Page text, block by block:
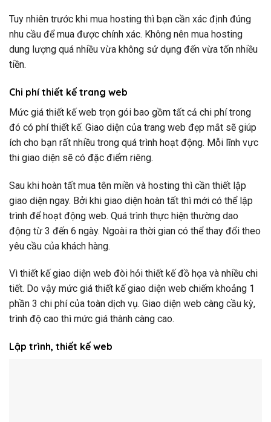
Tuy nhiên trước khi mua hosting thì bạn cần xác định đúng
nhu cầu để mua được chính xác. Không nên mua hosting
dung lượng quá nhiều vừa không sử dụng đến vừa tốn nhiều
tiền.
Chi phí thiết kế trang web
Mức giá thiết kế web trọn gói bao gồm tất cả chi phí trong
đó có phí thiết kế. Giao diện của trang web đẹp mắt sẽ giúp
ích cho bạn rất nhiều trong quá trình hoạt động. Mỗi lĩnh vực
thi giao diện sẽ có đặc điểm riêng.
Sau khi hoàn tất mua tên miền và hosting thì cần thiết lập
giao diện ngay. Bởi khi giao diện hoàn tất thì mới có thể lập
trình để hoạt động web. Quá trình thực hiện thường dao
động từ 3 đến 6 ngày. Ngoài ra thời gian có thể thay đổi theo
yêu cầu của khách hàng.
Vì thiết kế giao diện web đòi hỏi thiết kế đồ họa và nhiều chi
tiết. Do vậy mức giá thiết kế giao diện web chiếm khoảng 1
phần 3 chi phí của toàn dịch vụ. Giao diện web càng cầu kỳ,
trình độ cao thì mức giá thành càng cao.
Lập trình, thiết kế web